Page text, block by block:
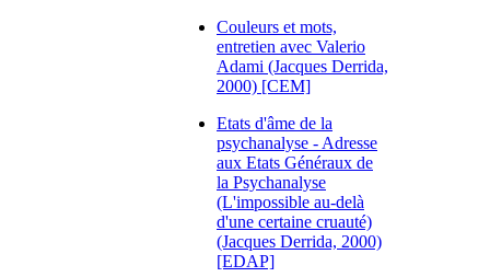
Couleurs et mots,
entretien avec Valerio
Adami (Jacques Derrida,
2000) [CEM]
Etats d'âme de la
psychanalyse - Adresse
aux Etats Généraux de
la Psychanalyse
(L'impossible au-delà
d'une certaine cruauté)
(Jacques Derrida, 2000)
[EDAP]